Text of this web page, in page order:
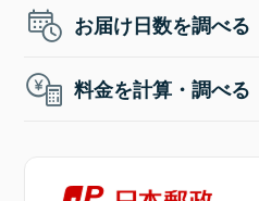
お届け日数を調べる
料金を計算・調べる